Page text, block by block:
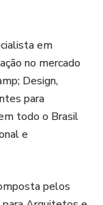
ganhar
em
no mercado
Design,
para
todo o Brasil
e
pelos